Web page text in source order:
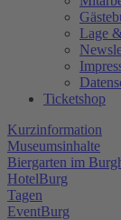
Lage
Ticketshop
Kurzinformation
Museumsinhalte
Biergarten im
HotelBurg
Tagen
EventBurg